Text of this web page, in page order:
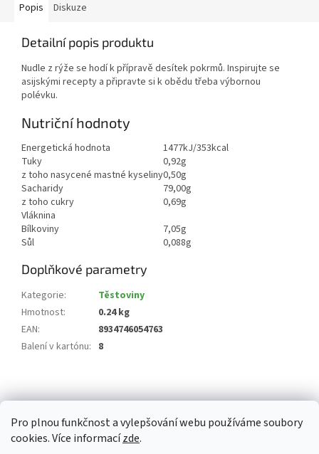
Pro plnou funkčnost a vylepšování webu používáme soubory
cookies. Více informacízde.
Popis Diskuze
Detailní popis produktu
Nudle z rýže se hodí k přípravě desítek pokrmů. Inspirujte se
asijskými recepty a připravte si k obědu třeba výbornou
polévku.
Nutriční hodnoty
Energetická hodnota
1477kJ/353kcal
Tuky
0,92g
z toho nasycené mastné kyseliny0,50g
Sacharidy
79,00g
z toho cukry
0,69g
Vláknina
Bílkoviny
7,05g
Sůl
0,088g
Doplňkové parametry
Kategorie:
Těstoviny
Hmotnost:
0.24 kg
EAN:
8934746054763
Balení v kartónu: 8
á